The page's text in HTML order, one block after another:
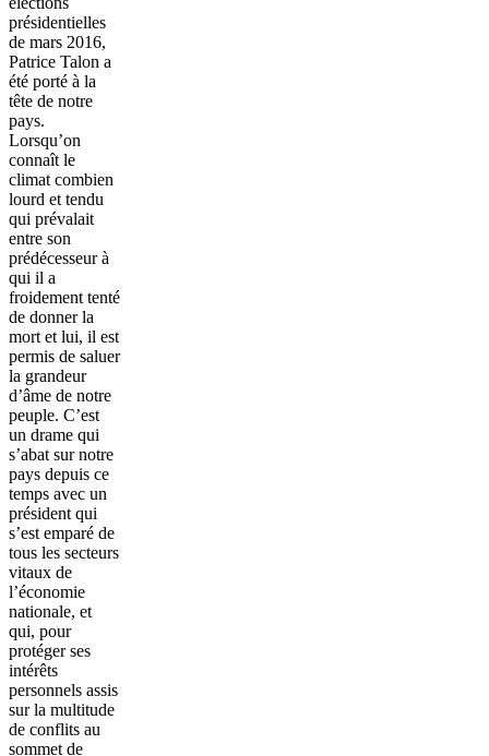
présidentielles
de mars 2016,
Patrice Talon a
été porté à la
tête de notre
pays.
Lorsqu’on
connaît le
climat combien
lourd et tendu
qui prévalait
entre son
prédécesseur à
qui il a
froidement tenté
de donner la
mort et lui, il est
permis de saluer
la grandeur
d’âme de notre
peuple. C’est
un drame qui
s’abat sur notre
pays depuis ce
temps avec un
président qui
s’est emparé de
tous les secteurs
vitaux de
l’économie
nationale, et
qui, pour
protéger ses
intérêts
personnels assis
sur la multitude
de conflits au
sommet de